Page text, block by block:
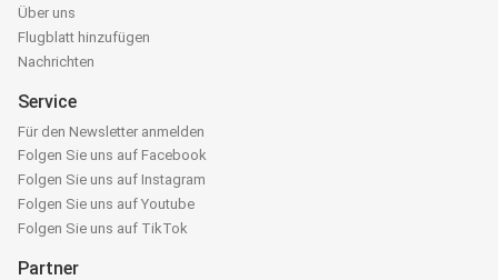
Über uns
Flugblatt hinzufügen
Nachrichten
Service
Für den Newsletter anmelden
Folgen Sie uns auf Facebook
Folgen Sie uns auf Instagram
Folgen Sie uns auf Youtube
Folgen Sie uns auf TikTok
Partner